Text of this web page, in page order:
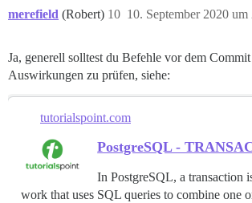
merefield (Robert) 10. September 2020 um
10
Ja, generell solltest du Befehle vor dem
Auswirkungen zu prüfen, siehe:
tutorialspoint.com
PostgreSQL -
In PostgreSQL, a transaction
work that uses SQL queries to combine one